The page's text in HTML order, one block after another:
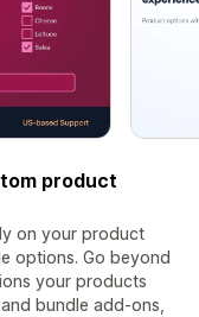
product
on your product
options. Go beyond
your products
bundle add-ons,